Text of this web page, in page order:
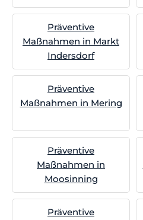
Präventive
Maßnahmen in Markt
Indersdorf
Präventive
Maßnahmen in Mering
Präventive
Maßnahmen in
Moosinning
Präventive